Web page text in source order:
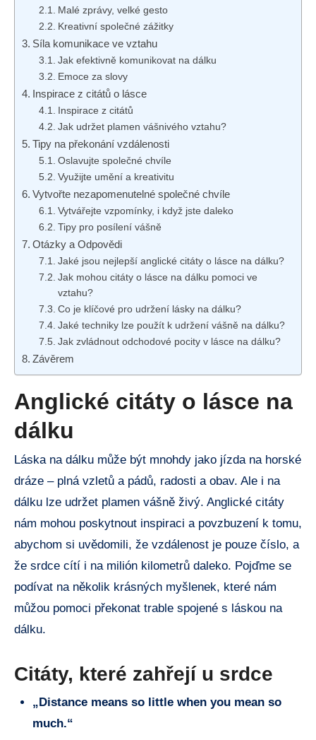
Malé zprávy, velké gesto
Kreativní společné zážitky
Síla komunikace ve vztahu
Jak efektivně komunikovat na dálku
Emoce za slovy
Inspirace z citátů o lásce
Inspirace z citátů
Jak udržet plamen vášnivého vztahu?
Tipy na překonání vzdálenosti
Oslavujte společné chvíle
Využijte umění a kreativitu
Vytvořte nezapomenutelné společné chvíle
Vytvářejte vzpomínky, i když jste daleko
Tipy pro posílení vášně
Otázky a Odpovědi
Jaké jsou nejlepší anglické citáty o lásce na dálku?
Jak mohou citáty o lásce na dálku pomoci ve
vztahu?
Co je klíčové pro udržení lásky na dálku?
Jaké techniky lze použít k udržení vášně na dálku?
Jak zvládnout odchodové pocity v lásce na dálku?
Závěrem
Anglické citáty o lásce na
dálku
Láska na dálku může být mnohdy jako jízda na horské
dráze – plná vzletů a pádů, radosti a obav. Ale i na
dálku lze udržet plamen vášně živý. Anglické citáty
nám mohou poskytnout inspiraci a povzbuzení k tomu,
abychom si uvědomili, že vzdálenost je pouze číslo, a
že srdce cítí i na milión kilometrů daleko. Pojďme se
podívat na několik krásných myšlenek, které nám
můžou pomoci překonat trable spojené s láskou na
dálku.
Citáty, které zahřejí u srdce
„Distance means so little when you mean so
much.“